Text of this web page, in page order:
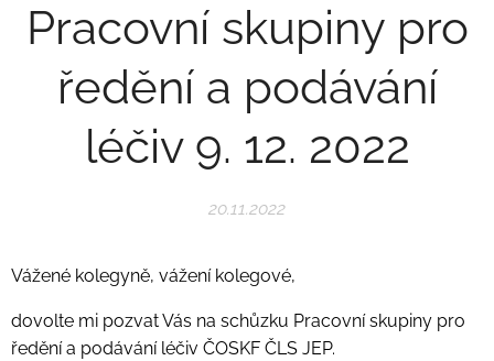
Pracovní skupiny pro
ředění a podávání
léčiv 9. 12. 2022
20.11.2022
Vážené kolegyně, vážení kolegové,
dovolte mi pozvat Vás na schůzku Pracovní skupiny pro
ředění a podávání léčiv ČOSKF ČLS JEP.